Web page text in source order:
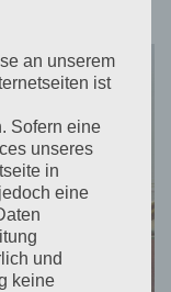
an unserem
ist
Sofern eine
unseres
in
eine
und
keine